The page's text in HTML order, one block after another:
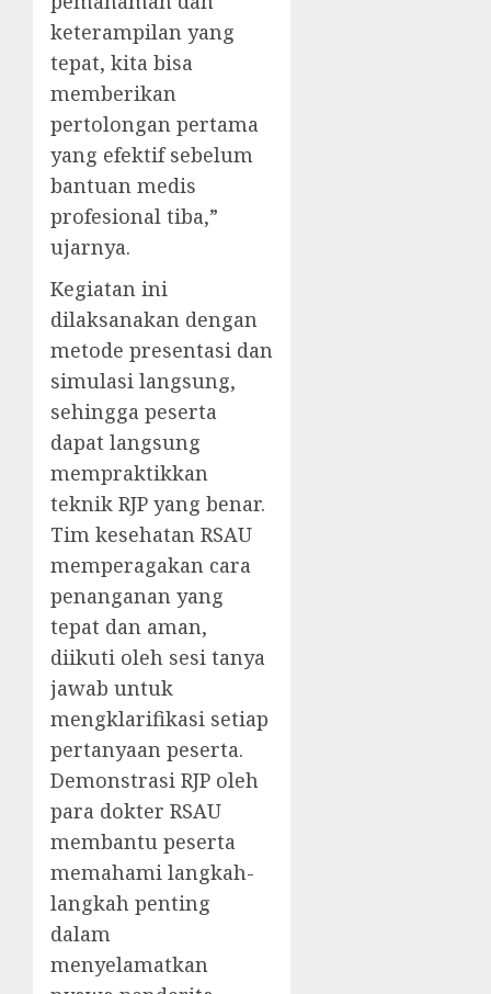
keterampilan yang
tepat, kita bisa
memberikan
pertolongan pertama
yang efektif sebelum
bantuan medis
profesional tiba,”
ujarnya.
Kegiatan ini
dilaksanakan dengan
metode presentasi dan
simulasi langsung,
sehingga peserta
dapat langsung
mempraktikkan
teknik RJP yang benar.
Tim kesehatan RSAU
memperagakan cara
penanganan yang
tepat dan aman,
diikuti oleh sesi tanya
jawab untuk
mengklarifikasi setiap
pertanyaan peserta.
Demonstrasi RJP oleh
para dokter RSAU
membantu peserta
memahami langkah-
langkah penting
dalam
menyelamatkan